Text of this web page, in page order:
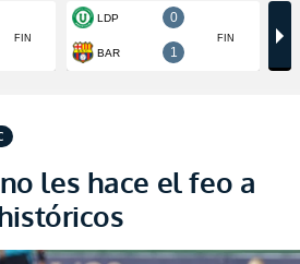
les hace el feo a